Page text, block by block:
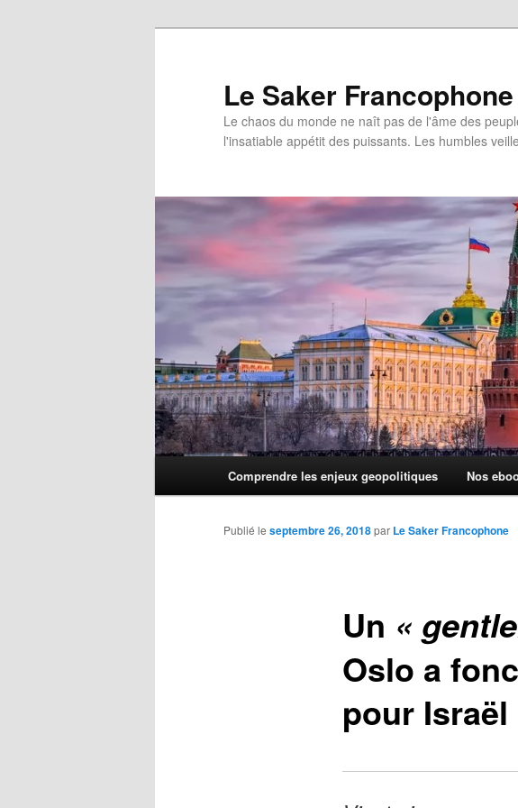
Le Saker Francophone
Le chaos du monde ne naît pas de l'âme des
l'insatiable appétit des puissants. Les humbles
Comprendre les enjeux geopolitiques Nos
Un «
Oslo a
pour Israël
Publié le septembre 26, 2018par Le Saker Francophone